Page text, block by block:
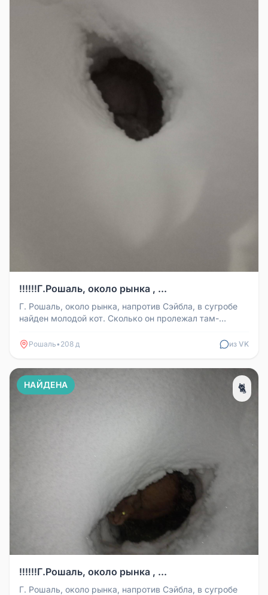
‼️‼️‼️Г.Рошаль, около рынка , ...
Г. Рошаль, около рынка, напротив Сэйбла, в сугробе
найден молодой кот. Сколько он пролежал там-
Рошаль• 208 д из VK
НАЙДЕНА 🐈
‼️‼️‼️Г.Рошаль, около рынка , ...
Г. Рошаль, около рынка, напротив Сэйбла, в сугробе